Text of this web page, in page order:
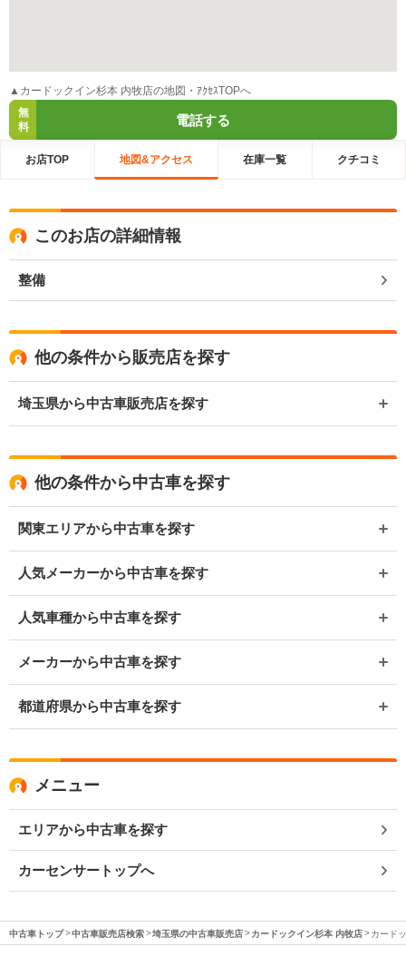
▲カードックイン杉本 内牧店の地図・ｱｸｾｽTOPへ
無
料
電話する
お店TOP 地図&アクセス 在庫一覧 クチコミ
このお店の詳細情報
整備
他の条件から販売店を探す
埼玉県から中古車販売店を探す
他の条件から中古車を探す
関東エリアから中古車を探す
人気メーカーから中古車を探す
人気車種から中古車を探す
メーカーから中古車を探す
都道府県から中古車を探す
メニュー
エリアから中古車を探す
カーセンサートップへ
中古車トップ 中古車販売店検索 埼玉県の中古車販売店 カードックイン杉本 内牧店 カード